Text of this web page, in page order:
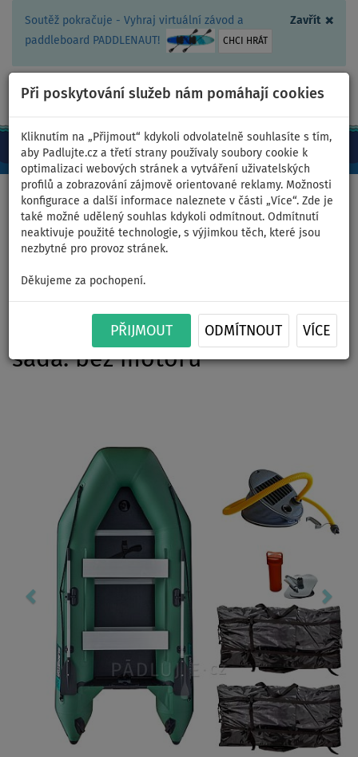
Zavřít ×
Soutěž pokračuje - Vyhraj virtuální závod a
paddleboard PADDLENAUT!
CHCI HRÁT
Při poskytování služeb nám pomáhají cookies
Kliknutím na „Přijmout“ kdykoli odvolatelně souhlasíte s tím,
aby Padlujte.cz a třetí strany používaly soubory cookie k
optimalizaci webových stránek a vytváření uživatelských
profilů a zobrazování zájmově orientované reklamy. Možnosti
konfigurace a další informace naleznete v části „Více“. Zde je
také možné udělený souhlas kdykoli odmítnout. Odmítnutí
neaktivuje použité technologie, s výjimkou těch, které jsou
nezbytné pro provoz stránek.
Děkujeme za pochopení.
PŘIJMOUT ODMÍTNOUT VÍCE
CZ/Kč +420 467 409 090 0ks
Domů >Čluny a motory
Člun GLADIATOR LIGHT
AK320WF green - nafukovací
člun s dřevěnou podlahou -
sada: bez motoru